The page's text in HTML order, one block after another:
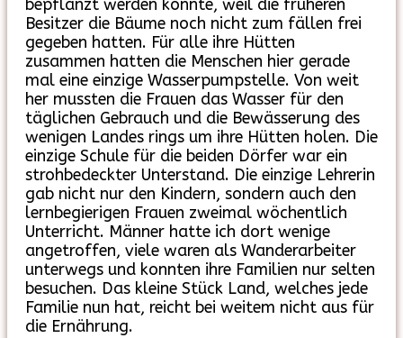
bepflanzt werden konnte, weil die früheren
Besitzer die Bäume noch nicht zum fällen frei
gegeben hatten. Für alle ihre Hütten
zusammen hatten die Menschen hier gerade
mal eine einzige Wasserpumpstelle. Von weit
her mussten die Frauen das Wasser für den
täglichen Gebrauch und die Bewässerung des
wenigen Landes rings um ihre Hütten holen. Die
einzige Schule für die beiden Dörfer war ein
strohbedeckter Unterstand. Die einzige Lehrerin
gab nicht nur den Kindern, sondern auch den
lernbegierigen Frauen zweimal wöchentlich
Unterricht. Männer hatte ich dort wenige
angetroffen, viele waren als Wanderarbeiter
unterwegs und konnten ihre Familien nur selten
besuchen. Das kleine Stück Land, welches jede
Familie nun hat, reicht bei weitem nicht aus für
die Ernährung.